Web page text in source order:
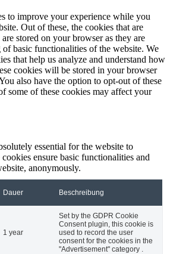
to improve your experience while you
Out of these, the cookies that are
are stored on your browser as they are
basic functionalities of the website. We
that help us analyze and understand how
cookies will be stored in your browser
also have the option to opt-out of these
some of these cookies may affect your
essential for the website to
ensure basic functionalities and
anonymously.
Dauer Beschreibung
1 year
Set by the GDPR Cookie
Consent plugin, this cookie is
used to record the user
consent for the cookies in the
"Advertisement" category .